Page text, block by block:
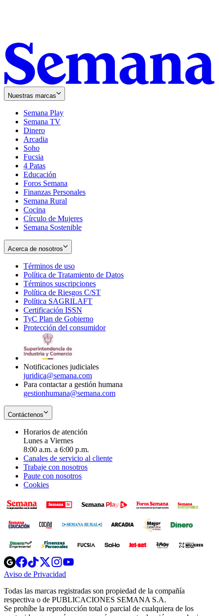
Nuestras marcas
Semana Play
Semana TV
Dinero
Arcadia
Soho
in
new
window
Fucsia
in
new
window
4 Patas
Educación
Foros Semana
Finanzas Personales
Semana Rural
Cocina
Círculo de Mujeres
Semana Sostenible
Acerca de nosotros
Términos de uso
in
new
window
Política de Tratamiento de Datos
Términos suscripciones
in
Política de Riesgos C/ST
Política SAGRILAFT
new
window
Certificación ISSN
in
new
TyC Plan de Gobierno
in
Protección del consumidorOpens
Notificaciones judiciales
juridica@semana.com
Para contactar a gestión humana
gestionhumana@semana.com
Contáctenos
Horarios de atención
Lunes a Viernes
8:00 a.m. a 6:00 p.m.
Canales de servicio al cliente
Trabaje con nosotros
Paute con nosotros
Cookies
Opens
in
new
Opens
in
new
Opens
in
new
window
Opens
new
windowwindow
Aviso de Privacidad
new
window
Todas las marcas registradas son propiedad de la compañía
respectiva o de PUBLICACIONES SEMANA S.A.
Se prohíbe la reproducción total o parcial de cualquiera de los